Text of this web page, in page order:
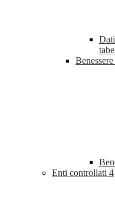
Enti controllati 4